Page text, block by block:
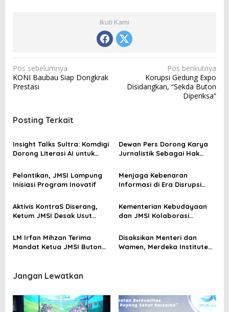
Ikuti Kami
N
a
g
a
s
p
s
Pos sebelumnya
KONI Baubau Siap Dongkrak
Prestasi
Pos berikutnya
Korupsi Gedung Expo
Disidangkan, “Sekda Buton
Diperiksa”
Posting Terkait
Insight Talks Sultra: Komdigi
Dorong Literasi AI untuk
Dewan Pers Dorong Karya
Jurnalistik Sebagai Hak
Pelantikan, JMSI Lampung
Inisiasi Program Inovatif
Menjaga Kebenaran
Informasi di Era Disrupsi
Berimbang dan Etika
Jurnalistik
Aktivis KontraS Diserang,
Ketum JMSI Desak Usut
Kementerian Kebudayaan
dan JMSI Kolaborasi
Nasional
LM Irfan Mihzan Terima
Mandat Ketua JMSI Buton
Disaksikan Menteri dan
Wamen, Merdeka Institute
Jangan Lewatkan